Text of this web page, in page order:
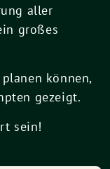
aller
großes
können,
gezeigt.
sein!